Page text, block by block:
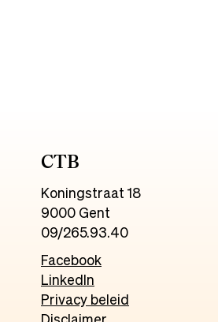
CTB
Koningstraat 18
9000 Gent
09/265.93.40
Facebook
LinkedIn
Privacy beleid